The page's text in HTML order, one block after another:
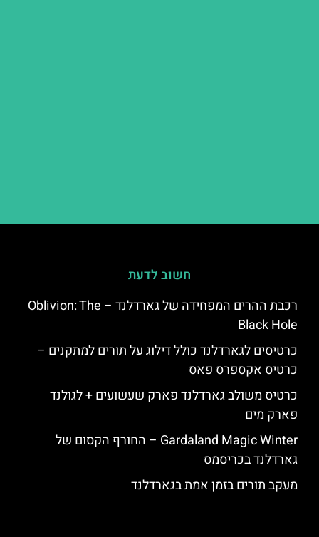
חשוב לדעת
רכבת ההרים המפחידה של גארדלנד – Oblivion: The
Black Hole
כרטיסים לגארדלנד כולל דילוג על תורים למתקנים –
כרטיס אקספרס פאס
כרטיס משולב גארדלנד פארק שעשועים + לגולנד
פארק מים
Gardaland Magic Winter – החורף הקסום של
גארדלנד בכריסמס
מעקב תורים בזמן אמת בגארדלנד